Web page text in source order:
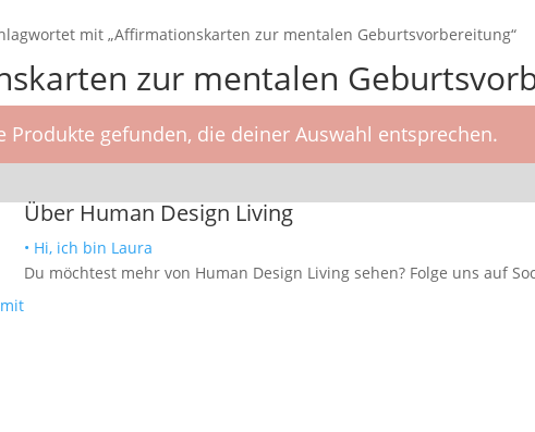
mit „Affirmationskarten zur mentalen Geburtsvorbereitung“
zur mentalen
Produkte gefunden, die deiner Auswahl entsprechen.
Über Human Design Living
• Hi, ich bin Laura
Du möchtest mehr von Human Design Living sehen? Folge uns auf